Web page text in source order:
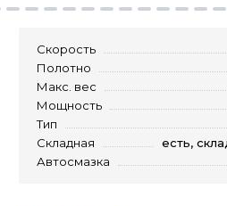
Скорость
Полотно
Макс. вес
Мощность
Тип
Складная
есть,
Автосмазка